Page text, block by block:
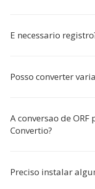
E necessario
Posso converter
A conversao de
Convertio?
Preciso instalar